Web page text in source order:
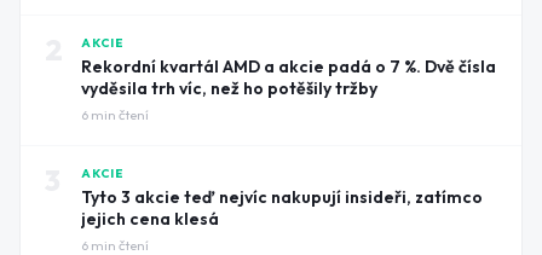
AKCIE
Rekordní kvartál AMD a akcie padá o 7 %. Dvě čísla
vyděsila trh víc, než ho potěšily tržby
6 min čtení
AKCIE
Tyto 3 akcie teď nejvíc nakupují insideři, zatímco
jejich cena klesá
6 min čtení